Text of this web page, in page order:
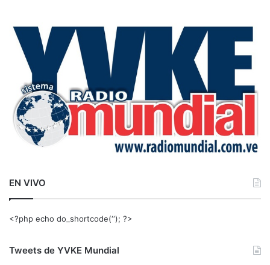
a
EN VIVO
<?php echo do_shortcode(‘‘); ?>
Tweets de YVKE Mundial